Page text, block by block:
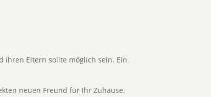
ihren Eltern sollte möglich sein. Ein
neuen Freund für Ihr Zuhause.